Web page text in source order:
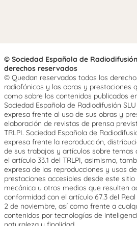
© Sociedad Española de
derechos reservados
© Quedan reservados todos los
radiofónicos y las obras y prestaciones
como sobre los contenidos publicados
Sociedad Española de Radiodifusión
expresa frente al uso de sus obras y
elaboración de revistas de prensa
TRLPI. Sociedad Española de
expresa frente la reproducción,
de sus trabajos y artículos sobre temas
el artículo 33.1 del TRLPI, asimismo,
expresa de las reproducciones y usos
prestaciones accesibles desde este
mecánica u otros medios que resulten
conformidad con el artículo 67.3 del
2 de noviembre, así como frente a
contenidos por tecnologías de